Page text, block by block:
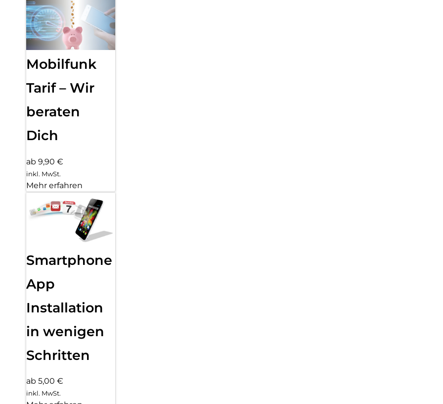
Mobilfunk
Tarif – Wir
beraten
Dich
ab 9,90 €
inkl. MwSt.
Mehr erfahren
Smartphone
App
Installation
in wenigen
Schritten
ab 5,00 €
inkl. MwSt.